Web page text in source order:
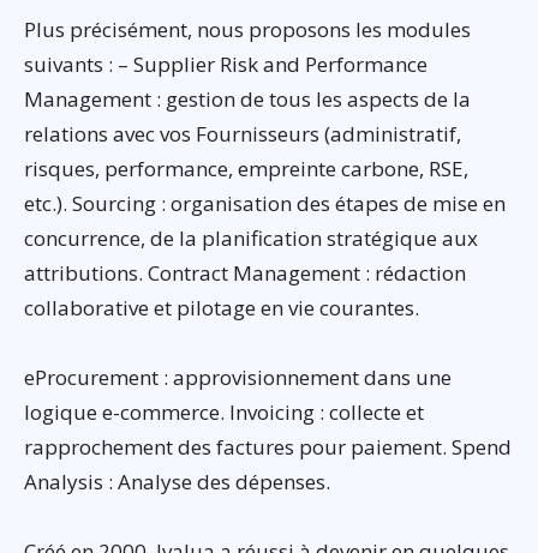
Plus précisément, nous proposons les modules
suivants : – Supplier Risk and Performance
Management : gestion de tous les aspects de la
relations avec vos Fournisseurs (administratif,
risques, performance, empreinte carbone, RSE,
etc.). Sourcing : organisation des étapes de mise en
concurrence, de la planification stratégique aux
attributions. Contract Management : rédaction
collaborative et pilotage en vie courantes.
eProcurement : approvisionnement dans une
logique e-commerce. Invoicing : collecte et
rapprochement des factures pour paiement. Spend
Analysis : Analyse des dépenses.